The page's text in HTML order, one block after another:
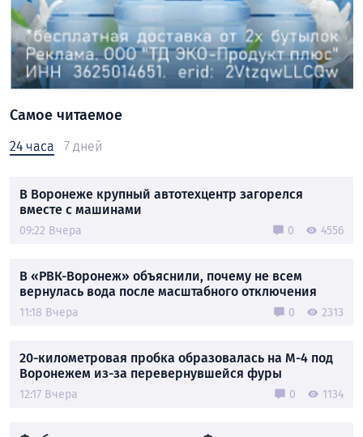
Самое читаемое
24 часа 7 дней
В Воронеже крупный автотехцентр загорелся
вместе с машинами
09:22 Вчера 0 4556
В «РВК-Воронеж» объяснили, почему не всем
вернулась вода после масштабного отключения
11:18 Вчера 0 2313
20-километровая пробка образовалась на М-4 под
Воронежем из-за перевернувшейся фуры
12:17 Вчера 0 1134